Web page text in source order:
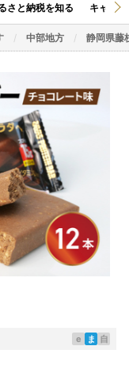
さと納税を知る キャン
中部地方 静岡県藤
e ま 自